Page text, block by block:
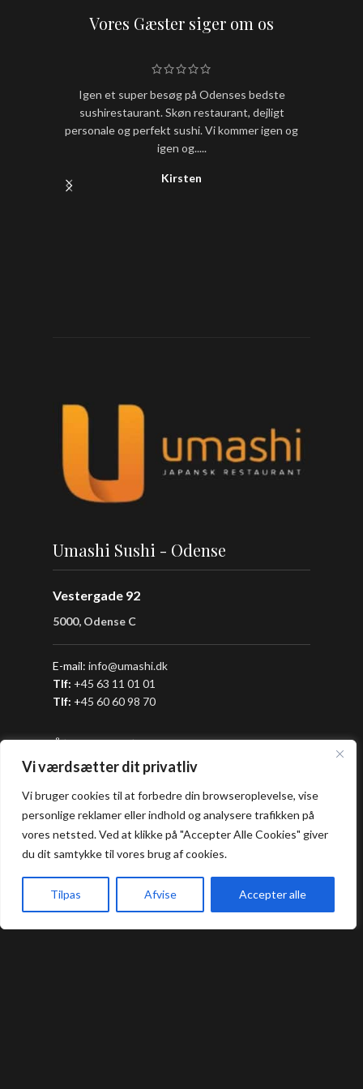
Vi værdsætter dit privatliv
Vi bruger cookies til at forbedre din browseroplevelse, vise
personlige reklamer eller indhold og analysere trafikken på
vores netsted. Ved at klikke på "Accepter Alle Cookies" giver
du dit samtykke til vores brug af cookies.
Tilpas Afvise Accepter alle
Vores Gæster siger om os
Igen et super besøg på Odenses bedste
sushirestaurant. Skøn restaurant, dejligt
personale og perfekt sushi. Vi kommer igen og
igen og.....
Kirsten
Umashi Sushi - Odense
Vestergade 92
5000, Odense C
E-mail: info@umashi.dk
Tlf: +45 63 11 01 01
Tlf: +45 60 60 98 70
Åbningstider
Frokost: 12:00 - 16:00
Aften: 17:00 - 22:00
Køkkenet lukker en halv time før lukketid.
Praktisk